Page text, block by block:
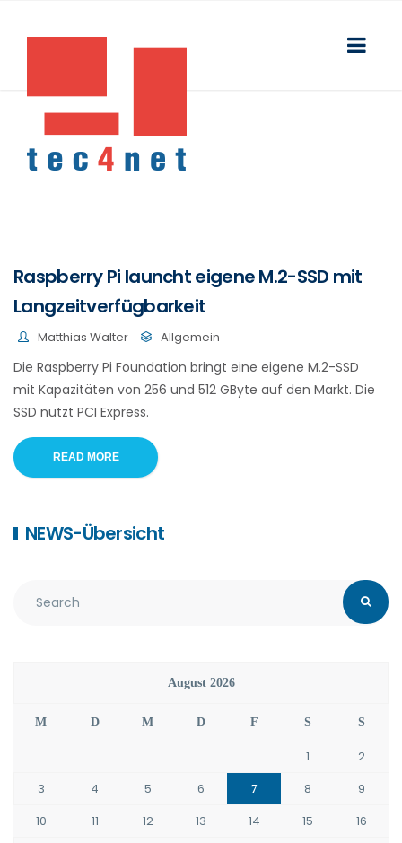
Raspberry Pi launcht eigene M.2-SSD mit
Langzeitverfügbarkeit
Matthias Walter Allgemein
Die Raspberry Pi Foundation bringt eine eigene M.2-SSD
mit Kapazitäten von 256 und 512 GByte auf den Markt. Die
SSD nutzt PCI Express.
READ MORE
NEWS-Übersicht
August 2026
M D M D F S S
1
2
3
4 5 6 7 8
9
10
11 12 13 14 15
16